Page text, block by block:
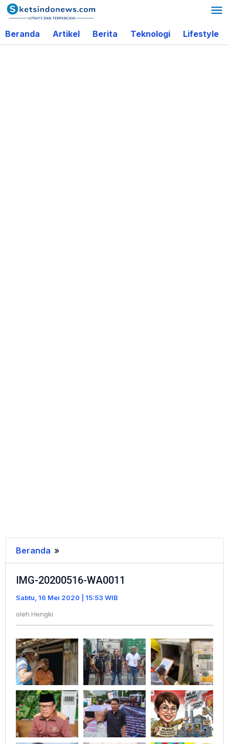
Lewati
ke
konten
Beranda Artikel Berita Teknologi Lifestyle
Beranda »
20200516-
WA0011
IMG-20200516-WA0011
Sabtu, 16 Mei 2020 | 15:53 WIB
oleh Hengki